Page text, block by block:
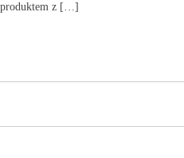
z […]